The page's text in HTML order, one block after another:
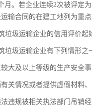
月。若企业连续2次被评定
输合同的在建工地列为重点
运输企业的信用评价起始
运输企业有下列情形之
及以上等级的生产安全事
情况或者提供虚假材料、
规被相关执法部门吊销经